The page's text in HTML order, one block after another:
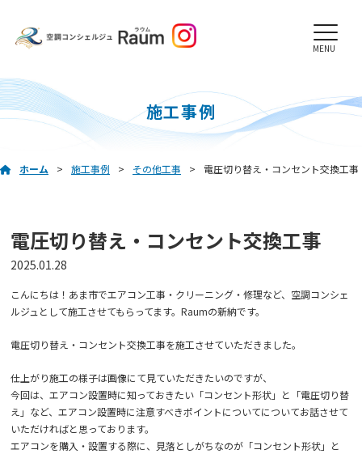
MENU
施工事例
ホーム 施工事例 その他工事 電圧切り替え・コンセント交換工事
電圧切り替え・コンセント交換工事
2025.01.28
こんにちは！あま市でエアコン工事・クリーニング・修理など、空調コンシェ
ルジュとして施工させてもらってます。Raumの新納です。
電圧切り替え・コンセント交換工事を施工させていただきました。
仕上がり施工の様子は画像にて見ていただきたいのですが、
今回は、エアコン設置時に知っておきたい「コンセント形状」と「電圧切り替
え」など、エアコン設置時に注意すべきポイントについてについてお話させて
いただければと思っております。
エアコンを購入・設置する際に、見落としがちなのが「コンセント形状」と